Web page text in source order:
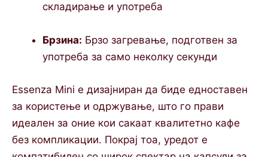
складирање и употреба
Брзина: Брзо загревање, подготвен за
употреба за само неколку секунди
Essenza Mini е дизајниран да биде едноставен
за користење и одржување, што го прави
идеален за оние кои сакаат квалитетно кафе
без компликации. Покрај тоа, уредот е